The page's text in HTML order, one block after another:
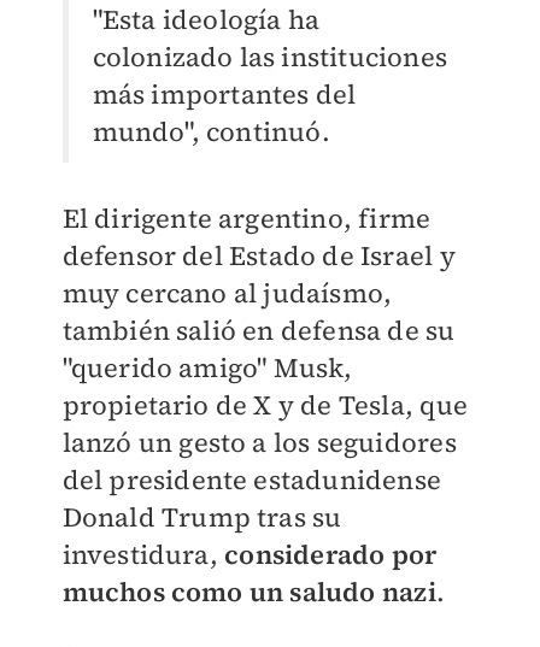
"Esta ideología ha
colonizado las instituciones
más importantes del
mundo", continuó.
El dirigente argentino, firme
defensor del Estado de Israel y
muy cercano al judaísmo,
también salió en defensa de su
"querido amigo" Musk,
propietario de X y de Tesla, que
lanzó un gesto a los seguidores
del presidente estadunidense
Donald Trump tras su
investidura, considerado por
muchos como un saludo nazi.